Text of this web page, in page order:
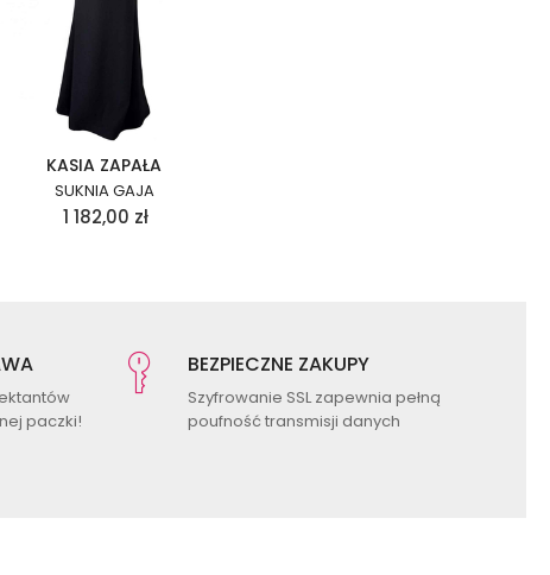
KASIA ZAPAŁA
SUKNIA GAJA
1 182,00 zł
paczki!
BEZPIECZNE ZAKUPY
Szyfrowanie SSL zapewnia pełną
poufność transmisji danych